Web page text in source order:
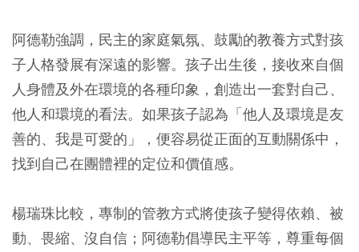
阿德勒強調，民主的家庭氣氛、鼓勵的教養方式對孩
子人格發展有深遠的影響。孩子出生後，接收來自個
人身體及外在環境的各種印象，創造出一套對自己、
他人和環境的看法。如果孩子認為「他人及環境是友
善的、我是可愛的」，便容易從正面的互動關係中，
找到自己在團體裡的定位和價值感。
楊瑞珠比較，專制的管教方式將使孩子變得依賴、被
動、畏縮、沒自信；阿德勒倡導民主平等，尊重每個